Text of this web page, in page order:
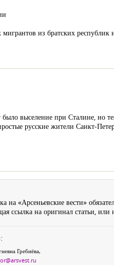
из братских республик
выселение при Сталине, но
русские жители Санкт-
на «Арсеньевские вести»
ссылка на оригинал статьи, или
Гребнёва,